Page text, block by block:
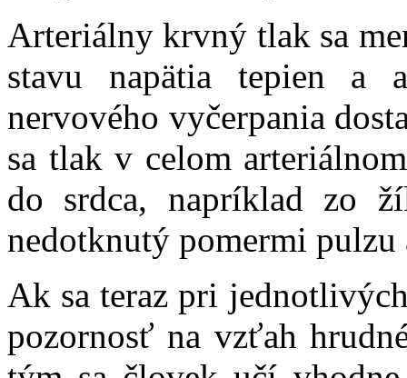
Arteriálny krvný tlak sa
stavu napätia tepien a
nervového vyčerpania
sa tlak v celom
do srdca, napríklad zo
nedotknutý pomermi
Ak sa teraz pri
pozornosť na vzťah